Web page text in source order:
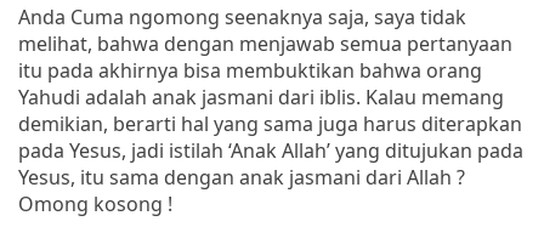
Anda Cuma ngomong seenaknya saja, saya tidak
melihat, bahwa dengan menjawab semua pertanyaan
itu pada akhirnya bisa membuktikan bahwa orang
Yahudi adalah anak jasmani dari iblis. Kalau memang
demikian, berarti hal yang sama juga harus diterapkan
pada Yesus, jadi istilah ‘Anak Allah’ yang ditujukan pada
Yesus, itu sama dengan anak jasmani dari Allah ?
Omong kosong !